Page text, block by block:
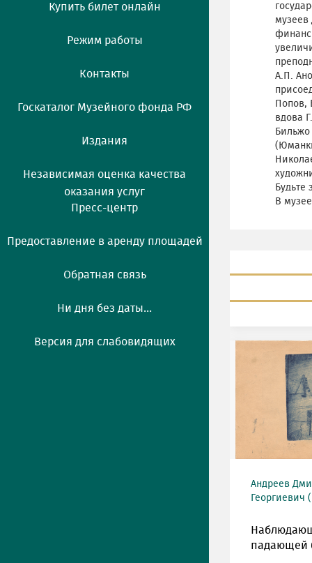
Купить билет онлайн
Режим работы
Контакты
Госкаталог Музейного фонда РФ
Издания
Независимая оценка качества
оказания услуг
Пресс-центр
Предоставление в аренду площадей
Обратная связь
Ни дня без даты...
Версия для слабовидящих
музеев
А.П.
вдова
Будьте
В
Андреев
Георгиевич
падающей